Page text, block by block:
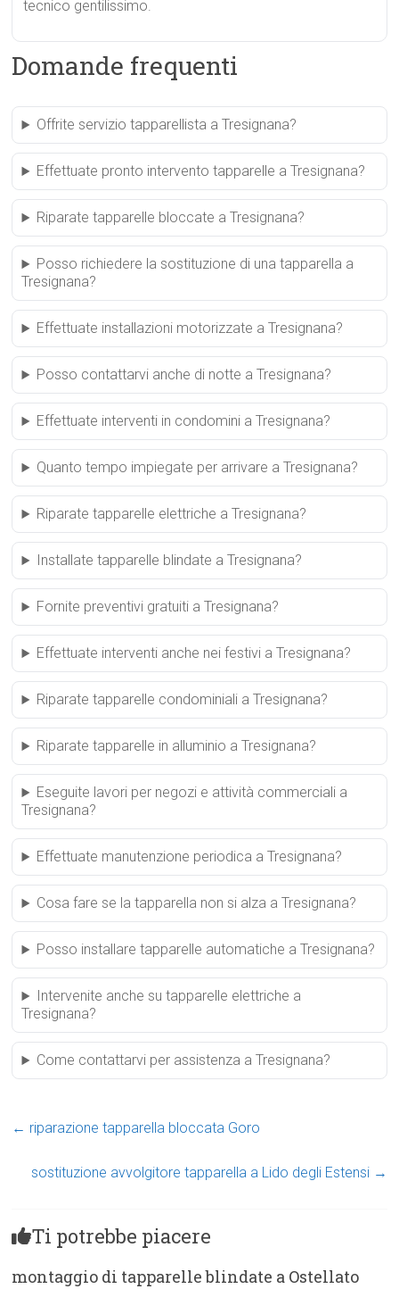
tecnico gentilissimo.
Domande frequenti
Offrite servizio tapparellista a Tresignana?
Effettuate pronto intervento tapparelle a Tresignana?
Riparate tapparelle bloccate a Tresignana?
Posso richiedere la sostituzione di una tapparella a
Tresignana?
Effettuate installazioni motorizzate a Tresignana?
Posso contattarvi anche di notte a Tresignana?
Effettuate interventi in condomini a Tresignana?
Quanto tempo impiegate per arrivare a Tresignana?
Riparate tapparelle elettriche a Tresignana?
Installate tapparelle blindate a Tresignana?
Fornite preventivi gratuiti a Tresignana?
Effettuate interventi anche nei festivi a Tresignana?
Riparate tapparelle condominiali a Tresignana?
Riparate tapparelle in alluminio a Tresignana?
Eseguite lavori per negozi e attività commerciali a
Tresignana?
Effettuate manutenzione periodica a Tresignana?
Cosa fare se la tapparella non si alza a Tresignana?
Posso installare tapparelle automatiche a Tresignana?
Intervenite anche su tapparelle elettriche a
Tresignana?
Come contattarvi per assistenza a Tresignana?
← riparazione tapparella bloccata Goro
sostituzione avvolgitore tapparella a Lido degli Estensi →
Ti potrebbe piacere
montaggio di tapparelle blindate a Ostellato